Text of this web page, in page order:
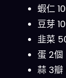
蝦仁
豆芽
韭菜
蛋 2個
蒜 3